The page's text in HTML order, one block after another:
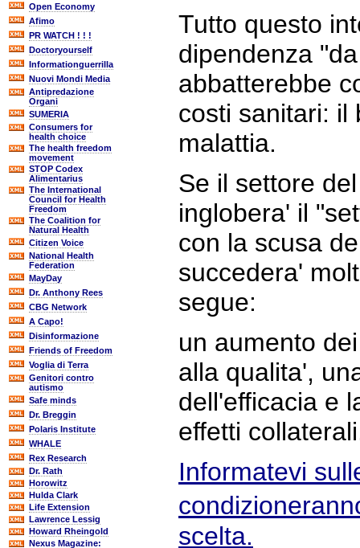
Open Economy
Afimo
PR WATCH ! ! !
Doctoryourself
Informationguerrilla
Nuovi Mondi Media
Antipredazione
Organi
SUMERIA
Consumers for
health choice
The health freedom
movement
STOP Codex
Alimentarius
The International
Council for Health
Freedom
The Coalition for
Natural Health
Citizen Voice
National Health
Federation
MayDay
Dr. Anthony Rees
CBG Network
A Capo!
Disinformazione
Friends of Freedom
Voglia di Terra
Genitori contro
autismo
Safe minds
Dr. Breggin
Polaris Institute
WHALE
Rex Research
Dr. Rath
Horowitz
Hulda Clark
Life Extension
Lawrence Lessig
Howard Rheingold
Nexus Magazine:
Tutto questo
dipendenza
abbatterebbe
costi sanitari: il
malattia.
Se il settore
inglobera' il
con la scusa
succedera'
segue:
un aumento
alla qualita',
dell'efficacia e
effetti
Informatevi
scelta.